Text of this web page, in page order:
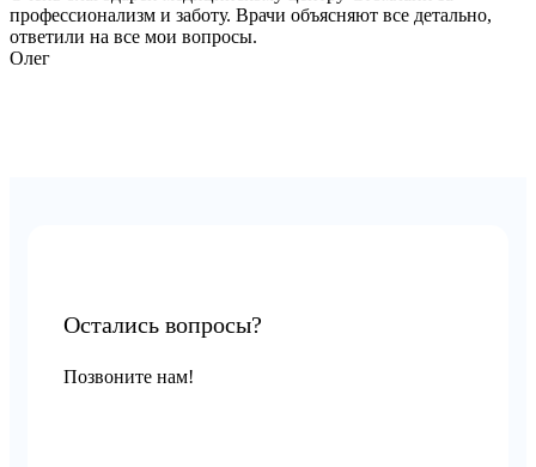
профессионализм и заботу. Врачи объясняют все детально,
ответили на все мои вопросы.
Олег
Остались вопросы?
Позвоните нам!